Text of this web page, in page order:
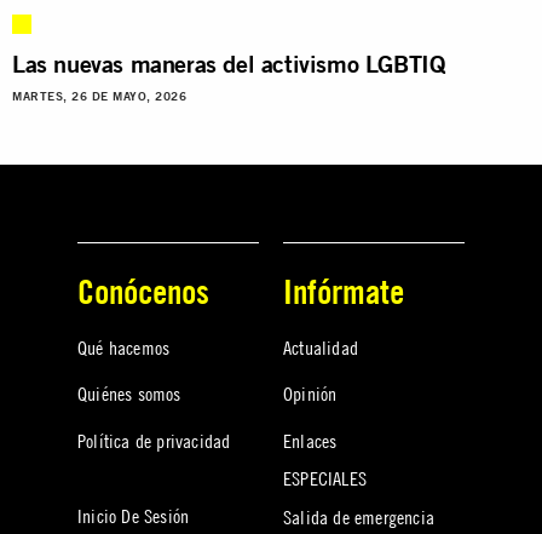
Las nuevas maneras del activismo LGBTIQ
MARTES, 26 DE MAYO, 2026
Conócenos
Qué hacemos
Quiénes somos
Política de privacidad
Inicio De Sesión
Infórmate
Actualidad
Opinión
Enlaces
ESPECIALES
Salida de emergencia